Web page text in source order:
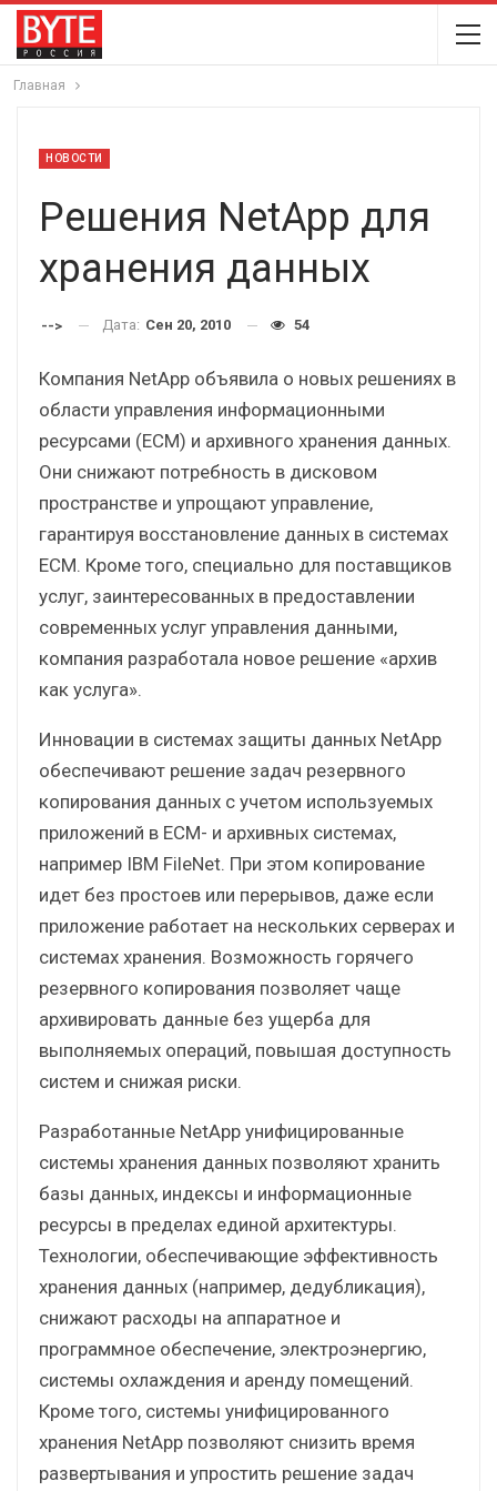
Главная
НОВОСТИ
Решения NetApp для
хранения данных
--> Дата: Сен 20, 2010 54
Компания NetApp объявила о новых решениях в
области управления информационными
ресурсами (ECM) и архивного хранения данных.
Они снижают потребность в дисковом
пространстве и упрощают управление,
гарантируя восстановление данных в системах
ECM. Кроме того, специально для поставщиков
услуг, заинтересованных в предоставлении
современных услуг управления данными,
компания разработала новое решение «архив
как услуга».
Инновации в системах защиты данных NetApp
обеспечивают решение задач резервного
копирования данных с учетом используемых
приложений в ECM- и архивных системах,
например IBM FileNet. При этом копирование
идет без простоев или перерывов, даже если
приложение работает на нескольких серверах и
системах хранения. Возможность горячего
резервного копирования позволяет чаще
архивировать данные без ущерба для
выполняемых операций, повышая доступность
систем и снижая риски.
Разработанные NetApp унифицированные
системы хранения данных позволяют хранить
базы данных, индексы и информационные
ресурсы в пределах единой архитектуры.
Технологии, обеспечивающие эффективность
хранения данных (например, дедубликация),
снижают расходы на аппаратное и
программное обеспечение, электроэнергию,
системы охлаждения и аренду помещений.
Кроме того, системы унифицированного
хранения NetApp позволяют снизить время
развертывания и упростить решение задач